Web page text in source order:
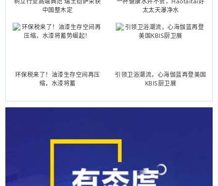
中国整木定
太太天瀑净水
环保税来了！油漆生存空间再压
缩，水漆将蓄
引领卫浴潮流，心海伽蓝再登美国
KBIS厨卫展